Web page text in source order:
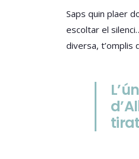
Saps quin plaer
escoltar el
diversa, t’omplis